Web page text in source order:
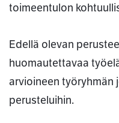
toimeentulon
Edellä olevan
huomautettavaa
arvioineen työryhmän
perusteluihin.